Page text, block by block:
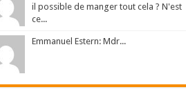
il possible de manger tout cela ? N'est
ce...
Emmanuel Estern: Mdr...